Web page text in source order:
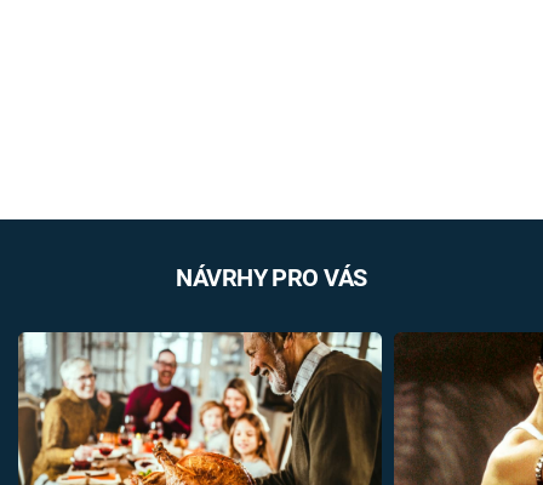
NÁVRHY PRO VÁS